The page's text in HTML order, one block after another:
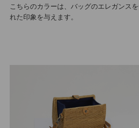
こちらのカラーは、バッグのエレガンス
れた印象を与えます。